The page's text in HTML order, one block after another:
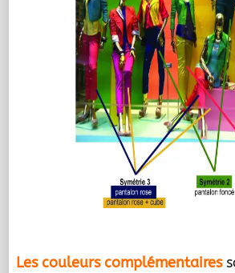
Les couleurs complémentaires